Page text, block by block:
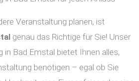
Veranstaltung planen, ist
genau das Richtige für Sie! Unser
in Bad Emstal bietet Ihnen alles,
benötigen – egal ob Sie